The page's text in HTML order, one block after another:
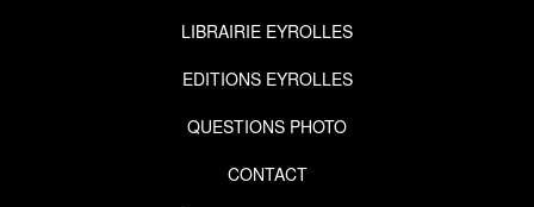
LIBRAIRIE EYROLLES
EDITIONS EYROLLES
QUESTIONS PHOTO
CONTACT